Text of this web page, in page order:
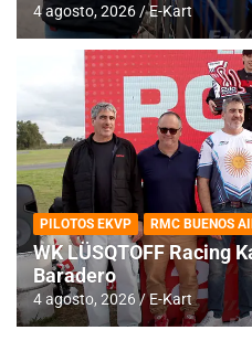
4 agosto, 2026 E-Kart
PILOTOS EKVP RMC BUENOS
WK LÜSQTOFF Racing
Baradero
4 agosto, 2026 E-Kart